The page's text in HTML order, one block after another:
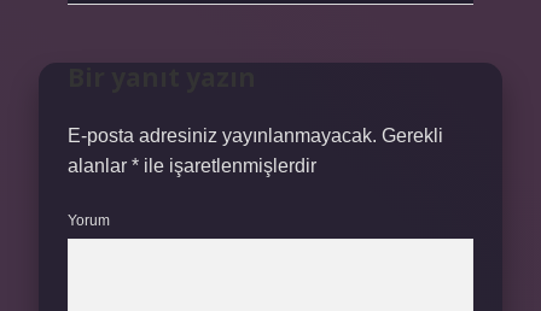
E-posta adresiniz yayınlanmayacak. Gerekli
alanlar * ile işaretlenmişlerdir
Yorum